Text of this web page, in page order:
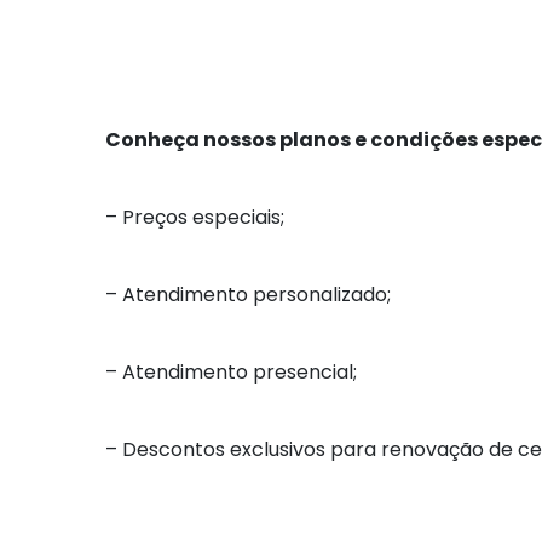
Conheça nossos planos e condições
– Preços especiais;
– Atendimento personalizado;
– Atendimento presencial;
– Descontos exclusivos para renovação de